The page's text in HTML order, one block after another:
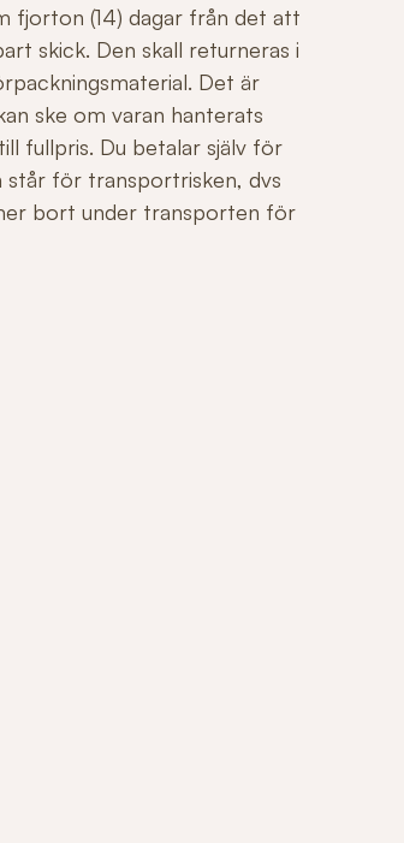
fjorton (14) dagar från det att
skick. Den skall returneras i
Det är
ske om varan hanterats
fullpris. Du betalar själv för
för transportrisken, dvs
bort under transporten för